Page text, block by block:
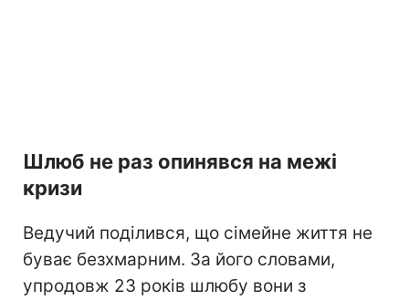
Шлюб не раз опинявся на межі
кризи
Ведучий поділився, що сімейне життя не
буває безхмарним. За його словами,
упродовж 23 років шлюбу вони з